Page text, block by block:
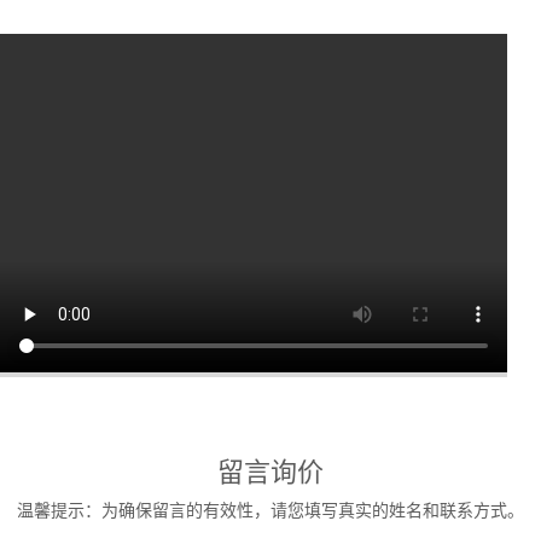
留言询价
温馨提示：为确保留言的有效性，请您填写真实的姓名和联系方式。